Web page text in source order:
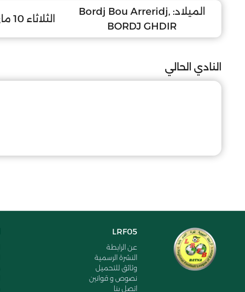
الميلاد: Bordj Bou Arreridj,
BORDJ GHDIR
الثلاثاء 10 ماي 2011
النادي الحالي
LRF05
عن الرابطة
النشرة الرسمية
وثائق للتحميل
نصوص و قوانين
اتصل بنا